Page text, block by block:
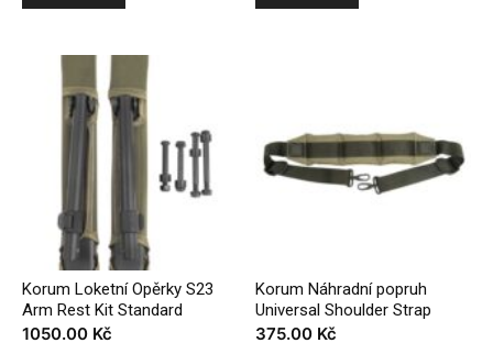
Korum Loketní Opěrky S23
Arm Rest Kit Standard
1050.00 Kč
Korum Náhradní popruh
Universal Shoulder Strap
375.00 Kč